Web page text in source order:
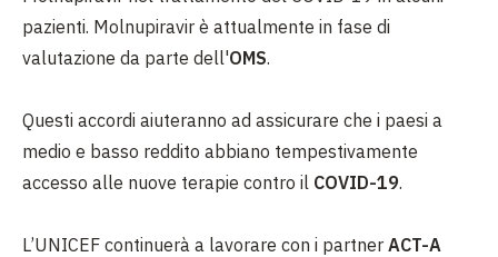
pazienti. Molnupiravir è attualmente in fase di
valutazione da parte dell'OMS.
Questi accordi aiuteranno ad assicurare che i paesi a
medio e basso reddito abbiano tempestivamente
accesso alle nuove terapie contro il COVID-19.
L’UNICEF continuerà a lavorare con i partner ACT-A